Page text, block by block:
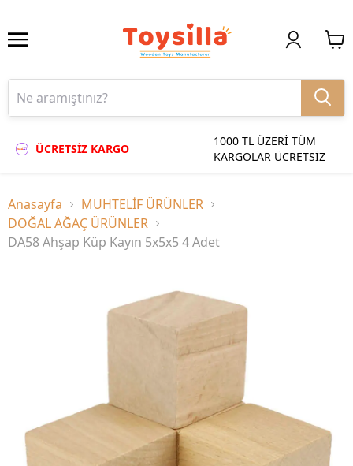
ÜCRETSİZ KARGO
1000 TL ÜZERİ TÜM
KARGOLAR ÜCRETSİZ
Anasayfa
MUHTELİF ÜRÜNLER
DOĞAL AĞAÇ ÜRÜNLER
DA58 Ahşap Küp Kayın 5x5x5 4 Adet